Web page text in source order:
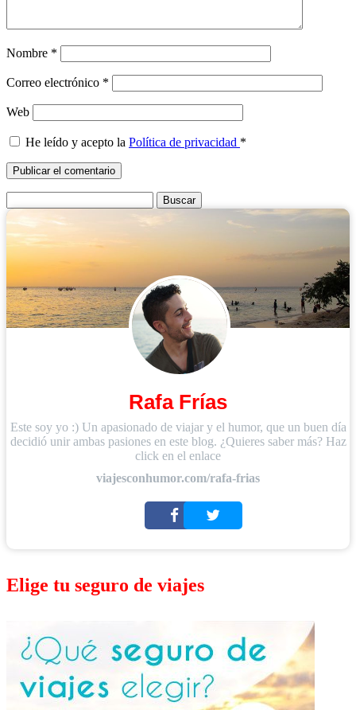
Nombre *
Correo electrónico *
Web
He leído y acepto la Política de privacidad *
Rafa Frías
Este soy yo :) Un apasionado de viajar y el humor, que un buen día
decidió unir ambas pasiones en este blog. ¿Quieres saber más? Haz
click en el enlace
viajesconhumor.com/rafa-frias
Elige tu seguro de viajes